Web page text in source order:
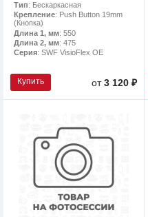
Тип: Бескаркасная
Крепление: Push Button 19mm
(Кнопка)
Длина 1, мм: 550
Длина 2, мм: 475
Серия: SWF VisioFlex OE
Купить от3 120 ₽